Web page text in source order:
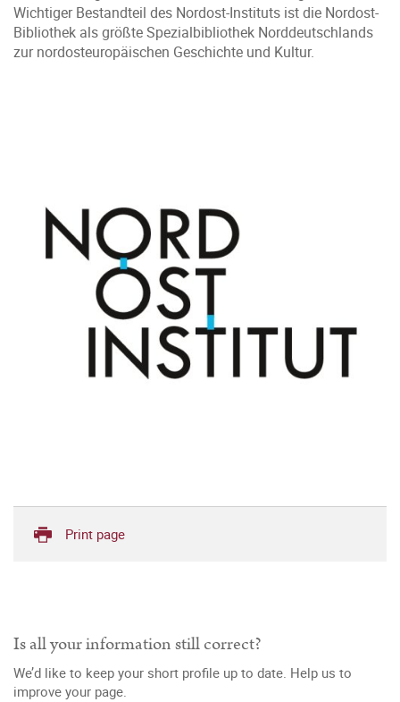
Wichtiger Bestandteil des Nordost-Instituts ist die Nordost-
Bibliothek als größte Spezialbibliothek Norddeutschlands
zur nordosteuropäischen Geschichte und Kultur.
Print page
Is all your information still correct?
We’d like to keep your short profile up to date. Help us to
improve your page.